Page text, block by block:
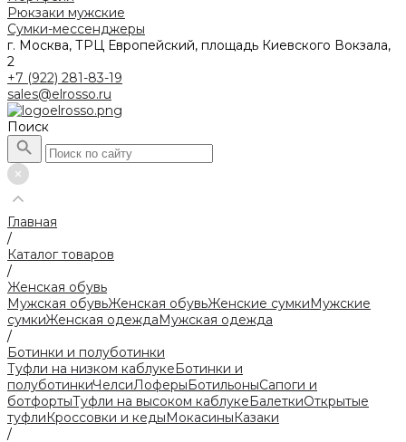
Рюкзаки мужские
Сумки-мессенджеры
г. Москва, ТРЦ Европейский, площадь Киевского Вокзала,
2
+7 (922) 281-83-19
sales@elrosso.ru
Поиск
Главная
/
Каталог товаров
/
Женская обувь
Мужская обувьЖенская обувьЖенские сумкиМужские
сумкиЖенская одеждаМужская одежда
/
Ботинки и полуботинки
Туфли на низком каблукеБотинки и
полуботинкиЧелсиЛоферыБотильоныСапоги и
ботфортыТуфли на высоком каблукеБалеткиОткрытые
туфлиКроссовки и кедыМокасиныКазаки
/